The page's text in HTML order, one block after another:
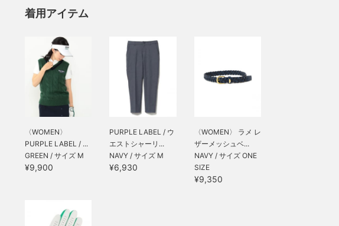
着用アイテム
〈WOMEN〉
PURPLE LABEL / ...
GREEN / サイズ M
¥9,900
PURPLE LABEL / ウ
エストシャーリ...
NAVY / サイズ M
¥6,930
〈WOMEN〉 ラメ レ
ザーメッシュベ...
NAVY / サイズ ONE
SIZE
¥9,350